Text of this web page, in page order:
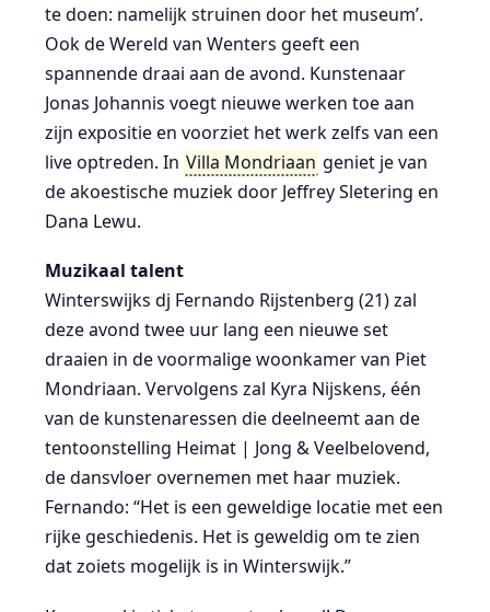
te doen: namelijk struinen door het museum’.
Ook de Wereld van Wenters geeft een
spannende draai aan de avond. Kunstenaar
Jonas Johannis voegt nieuwe werken toe aan
zijn expositie en voorziet het werk zelfs van een
live optreden. In Villa Mondriaan geniet je van
de akoestische muziek door Jeffrey Sletering en
Dana Lewu.
Muzikaal talent
Winterswijks dj Fernando Rijstenberg (21) zal
deze avond twee uur lang een nieuwe set
draaien in de voormalige woonkamer van Piet
Mondriaan. Vervolgens zal Kyra Nijskens, één
van de kunstenaressen die deelneemt aan de
tentoonstelling Heimat | Jong & Veelbelovend,
de dansvloer overnemen met haar muziek.
Fernando: “Het is een geweldige locatie met een
rijke geschiedenis. Het is geweldig om te zien
dat zoiets mogelijk is in Winterswijk.”